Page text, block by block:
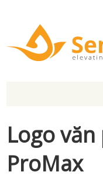
Logo
ProMax